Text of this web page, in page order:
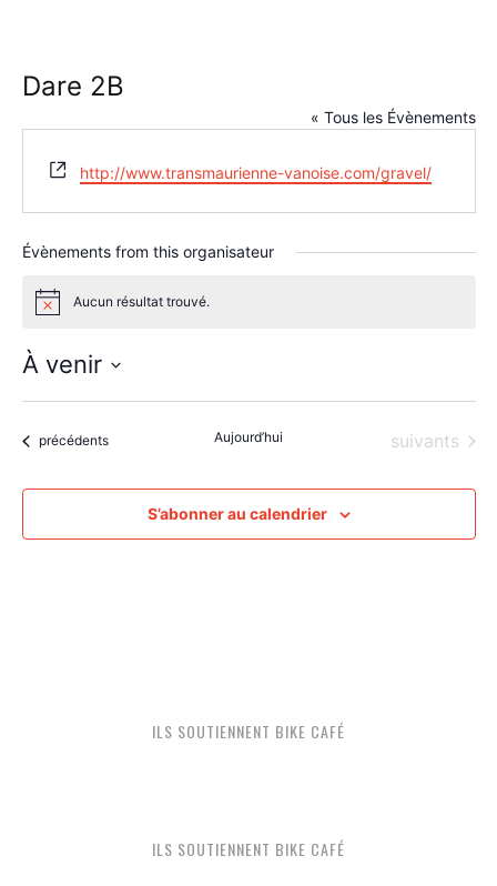
Dare 2B
« Tous les Évènements
Site
http://www.transmaurienne-vanoise.com/gravel/
Évènements from this organisateur
NoticeAucun résultat trouvé.
À venir
date.Évènements
précédents Aujourd’hui Évènements
suivants
S’abonner au calendrier